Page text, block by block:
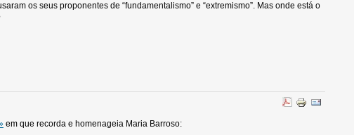
os seus proponentes de “fundamentalismo” e “extremismo”. Mas onde está o
em que recorda e homenageia Maria Barroso: